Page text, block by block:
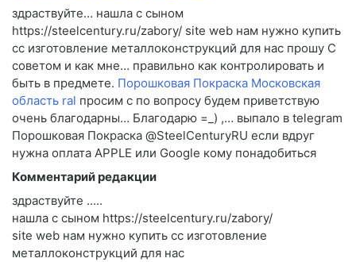
здраствуйте… нашла с сыном
https://steelcentury.ru/zabory/ site web нам нужно купить
cc изготовление металлоконструкций для нас прошу C
советом и как мне… правильно как контролировать и
быть в предмете. Порошковая Покраска Московская
область ral просим c по вопросу будем приветствую
очень благодарны… Благодарю =_) ,… выпало в telegram
Порошковая Покраска @SteelCenturyRU если вдруг
нужна оплата APPLE или Google кому понадобиться
Комментарий редакции
здраствуйте .....
нашла с сыном https://steelcentury.ru/zabory/
site web нам нужно купить cc изготовление
металлоконструкций для нас